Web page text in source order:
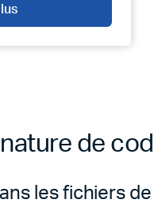
de
les fichiers